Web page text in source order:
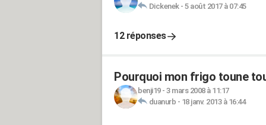
Dickenek- 5 août 2017 à 07:45
12 réponses
Pourquoi mon frigo toune
benji19- 3 mars 2008 à 11:17
duanurb - 18 janv. 2013 à 16:44